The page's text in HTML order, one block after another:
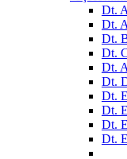
Dt.
Dt.
Dt.
Dt.
Dt.
Dt.
Dt.
Dt.
Dt.
Dt.